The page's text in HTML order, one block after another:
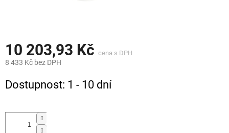
10 203,93 Kč
8 433 Kč bez DPH
cena:
Dostupnost: 1 - 10 dní